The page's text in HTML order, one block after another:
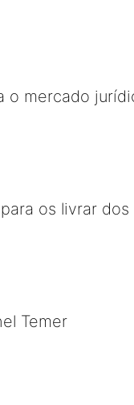
o mercado
os livrar
Temer